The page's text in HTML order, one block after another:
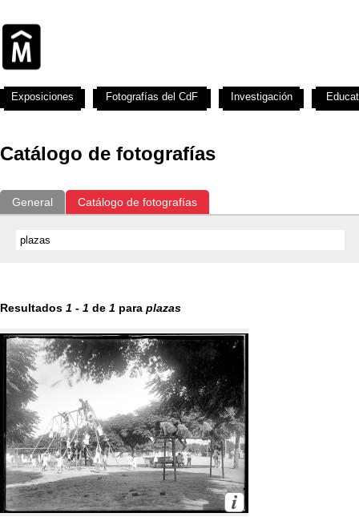
Catálogo de fotografías
General Catálogo de fotografías
Resultados 1 - 1 de 1 para plazas
Exposiciones Fotografías del CdF Investigación